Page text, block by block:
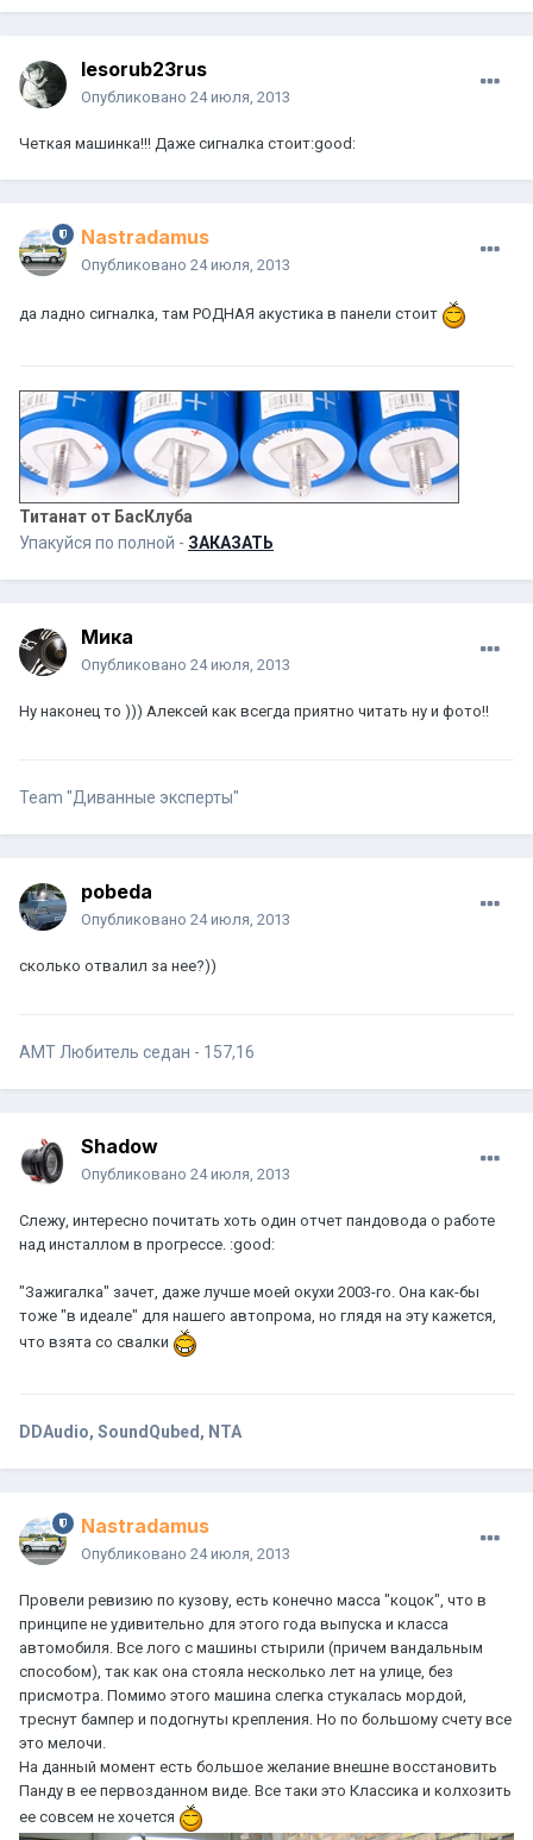
lesorub23rus
Опубликовано 24 июля, 2013
Четкая машинка!!! Даже сигналка стоит:good:
Nastradamus
Опубликовано 24 июля, 2013
да ладно сигналка, там РОДНАЯ акустика в панели стоит
Титанат от БасКлуба
Упакуйся по полной - ЗАКАЗАТЬ
Мика
Опубликовано 24 июля, 2013
Ну наконец то ))) Алексей как всегда приятно читать ну и фото!!
Team "Диванные эксперты"
pobeda
Опубликовано 24 июля, 2013
сколько отвалил за нее?))
АМТ Любитель седан - 157,16
Shadow
Опубликовано 24 июля, 2013
Слежу, интересно почитать хоть один отчет пандовода о работе
над инсталлом в прогрессе. :good:
"Зажигалка" зачет, даже лучше моей окухи 2003-го. Она как-бы
тоже "в идеале" для нашего автопрома, но глядя на эту кажется,
что взята со свалки
DDAudio, SoundQubed, NTA
Nastradamus
Опубликовано 24 июля, 2013
Провели ревизию по кузову, есть конечно масса "коцок", что в
принципе не удивительно для этого года выпуска и класса
автомобиля. Все лого с машины стырили (причем вандальным
способом), так как она стояла несколько лет на улице, без
присмотра. Помимо этого машина слегка стукалась мордой,
треснут бампер и подогнуты крепления. Но по большому счету все
это мелочи.
На данный момент есть большое желание внешне восстановить
Панду в ее первозданном виде. Все таки это Классика и колхозить
ее совсем не хочется